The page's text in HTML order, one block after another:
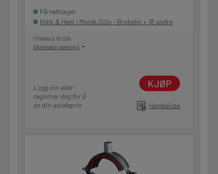
På nettlager
Klikk & Hent i Motek Oslo - Brobekk + 18 andre
1 Pakke a 10 Stk
Alternativ pakning
Logg inn eller
registrer deg for å
se din avtalepris
KJØP
Handleliste